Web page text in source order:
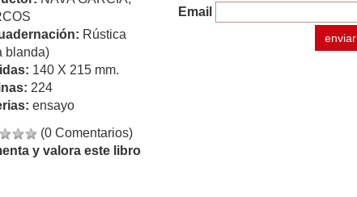
Rústica
blanda)
140 X 215 mm.
224
ensayo
(0 Comentarios)
y valora este libro
Email
enviar